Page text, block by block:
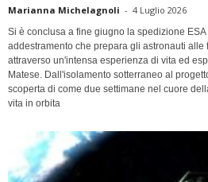
Marianna Michelagnoli - 4 Luglio 2026
Si è conclusa a fine giugno la spedizione
addestramento che prepara gli astronauti alle
attraverso un'intensa esperienza di vita ed
Matese. Dall'isolamento sotterraneo al
scoperta di come due settimane nel cuore
vita in orbita